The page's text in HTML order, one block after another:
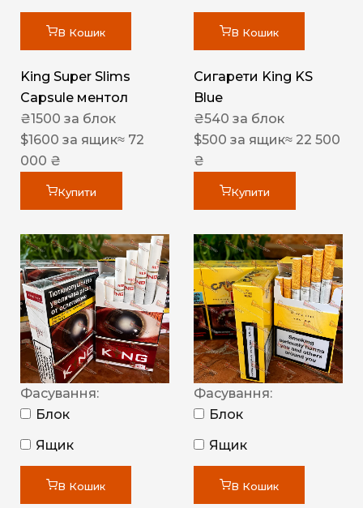
В Кошик
King Super Slims
Capsule ментол
₴1500 за блок
$1600 за ящик≈ 72
000 ₴
Купити
В Кошик
Сигарети King KS
Blue
₴540 за блок
$500 за ящик≈ 22 500
₴
Купити
Фасування:
Блок
Ящик
В Кошик
Фасування:
Блок
Ящик
В Кошик